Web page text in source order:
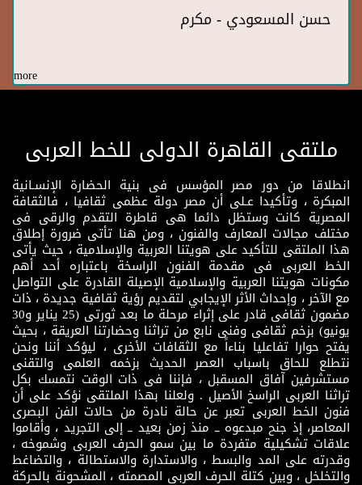
حسن المسعودي - مكرم
more
ملتقى القاهرة الدولى للخط العربى
انطلاقا من دور مصر المؤسس فى بنية الحضارة الإنسـانية
المبكرة ، وتأكيدا عـلى أن مصر دولة عظمى ثقافيا ، فالثقافة
المصرية كانت وستظل دائما هى قاطرة التقدم والرقى فى
مختلف مجالات المعارف والفنون ، ومن هنا تأتى ضرورة إطلاق
هذا الملتقى للتأكيد على هويتنا العربية والإسلامية ، حيث يأتى
الخط العربى فى مقدمة الفنون الراسخة باعتباره أحد أهم
مكونات هويتنا العربية والإسلامية الإصيلة القادرة على التواصل
مع الآخر ، وإحداث الأثر الإيجابي لتقديم رؤية ثقافية جديدة ، ذات
مضمون ثقافى قادر على إثراء مرحلة ما بعد ثورتى (25 يناير و30
يونيو) بزخم ثقافى وفنى نابع من تراثنا وحضارتنا العريقة ، بحيث
يفتح حوارا تفاعليا بناءاً مع الثقافات الأخرى ، ليؤكد أننا ونحن
نتطلع للحاق باسباب العصر الحديث بزخمه العلمى والتقنى
مستشرفين آفاق المسقبل ، فإننا فى ذات الوقت نتمسك بكل
تراثنا العربى الراسخ الأصيل . ولعلنا بهذا الملتقى نؤكد على أن
فنون الخط العربى تعبر عن حالة نادرة من حالات الفن البصرى
المعاصر، إذ جنح مبدعوه ــ منذ زمن بعيد ــ إلى التجريد ، وأقاموا
علاقات تشكيلية متفردة ما بين سمو الحرف العربى وشموخه ،
وقدرته على المد والبسط ، والاستدارة والاستطالة ، والتضاغط
والتخلخل ، وبين كتلة الحرف العربى المصمته ، المشحونة بالحركة